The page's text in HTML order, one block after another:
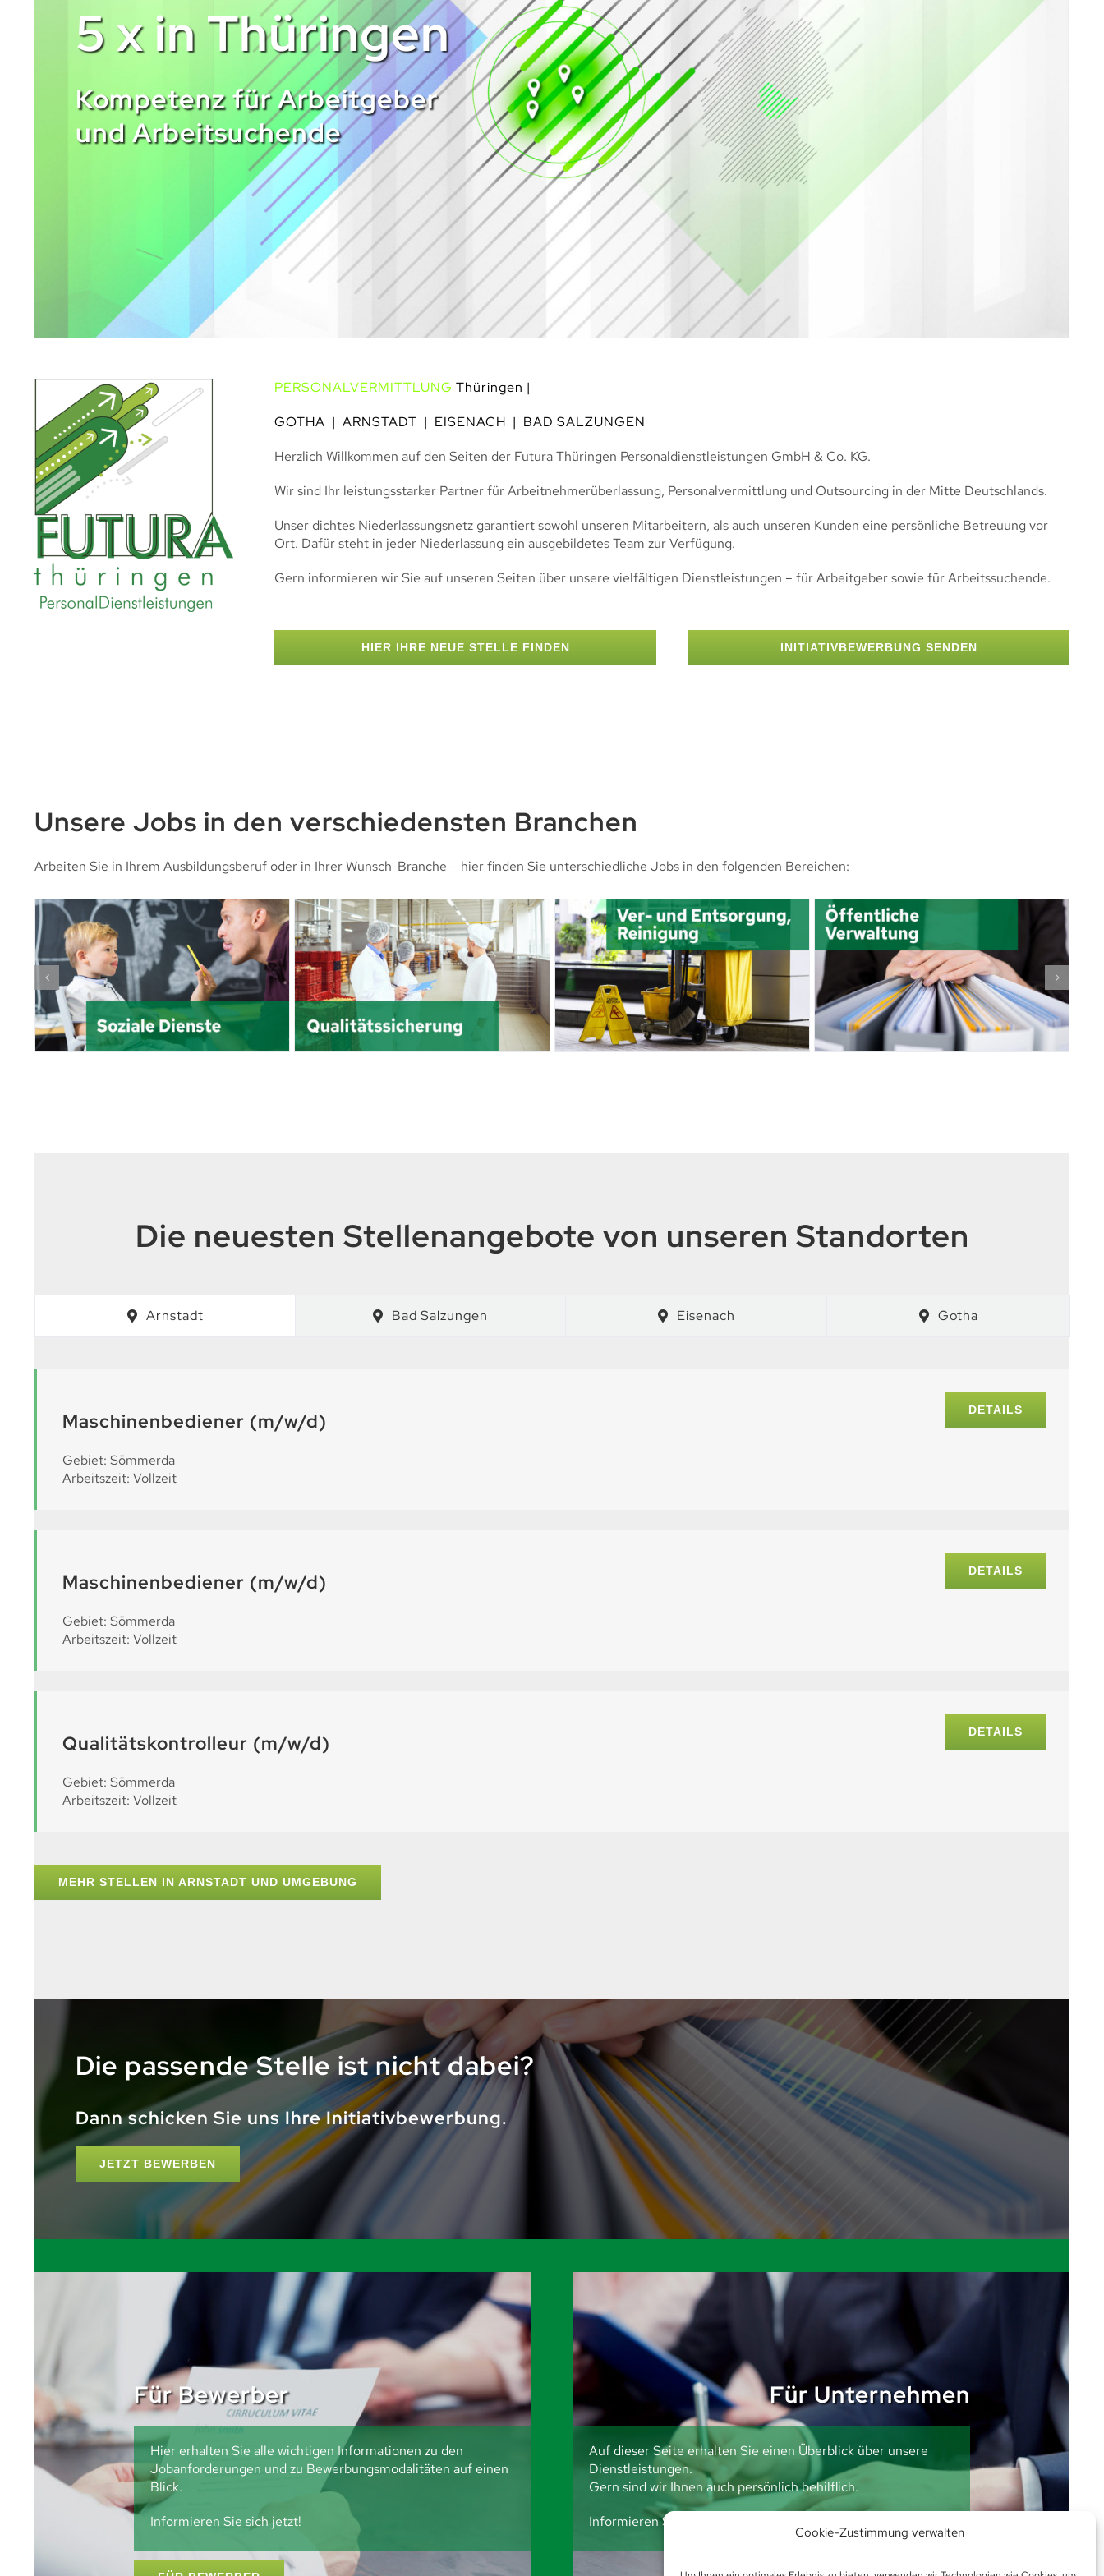
Cookie-Zustimmung verwalten
5 x in Thüringen
Kompetenz für Arbeitgeber
und Arbeitsuchende
PERSONALVERMITTLUNG Thüringen |
GOTHA |ARNSTADT | EISENACH | BAD SALZUNGEN
Herzlich Willkommen auf den Seiten der Futura Thüringen Personaldienstleistungen GmbH & Co. KG.
Wir sind Ihr leistungsstarker Partner für Arbeitnehmerüberlassung, Personalvermittlung und Outsourcing in der Mitte Deutschlands.
Unser dichtes Niederlassungsnetz garantiert sowohl unseren Mitarbeitern, als auch unseren Kunden eine persönliche Betreuung vor
Ort. Dafür steht in jeder Niederlassung ein ausgebildetes Team zur Verfügung.
Gern informieren wir Sie auf unseren Seiten über unsere vielfältigen Dienstleistungen – für Arbeitgeber sowie für Arbeitssuchende.
HIER IHRE NEUE STELLE FINDEN INITIATIVBEWERBUNG SENDEN
Unsere Jobs in den verschiedensten Branchen
Arbeiten Sie in Ihrem Ausbildungsberuf oder in Ihrer Wunsch-Branche – hier finden Sie unterschiedliche Jobs in den folgenden Bereichen:
Die neuesten Stellenangebote von unseren Standorten
Arnstadt Bad Salzungen Eisenach Gotha
DETAILS
Maschinenbediener (m/w/d)
Gebiet: Sömmerda
Arbeitszeit: Vollzeit
DETAILS
Maschinenbediener (m/w/d)
Gebiet: Sömmerda
Arbeitszeit: Vollzeit
DETAILS
Qualitätskontrolleur (m/w/d)
Gebiet: Sömmerda
Arbeitszeit: Vollzeit
MEHR STELLEN IN ARNSTADT UND UMGEBUNG
Die passende Stelle ist nicht dabei?
Dann schicken Sie uns Ihre Initiativbewerbung.
JETZT BEWERBEN
Für Bewerber
Hier erhalten Sie alle wichtigen Informationen zu den
Jobanforderungen und zu Bewerbungsmodalitäten auf einen
Blick.
Informieren Sie sich jetzt!
Für Unternehmen
Auf dieser Seite erhalten Sie einen Überblick über unsere
Dienstleistungen.
Gern sind wir Ihnen auch persönlich behilflich.
Informieren Sie sich jetzt!